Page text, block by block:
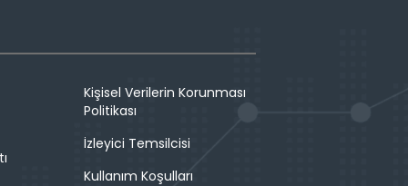
Kişisel Verilerin Korunması
Politikası
İzleyici Temsilcisi
Kullanım Koşulları